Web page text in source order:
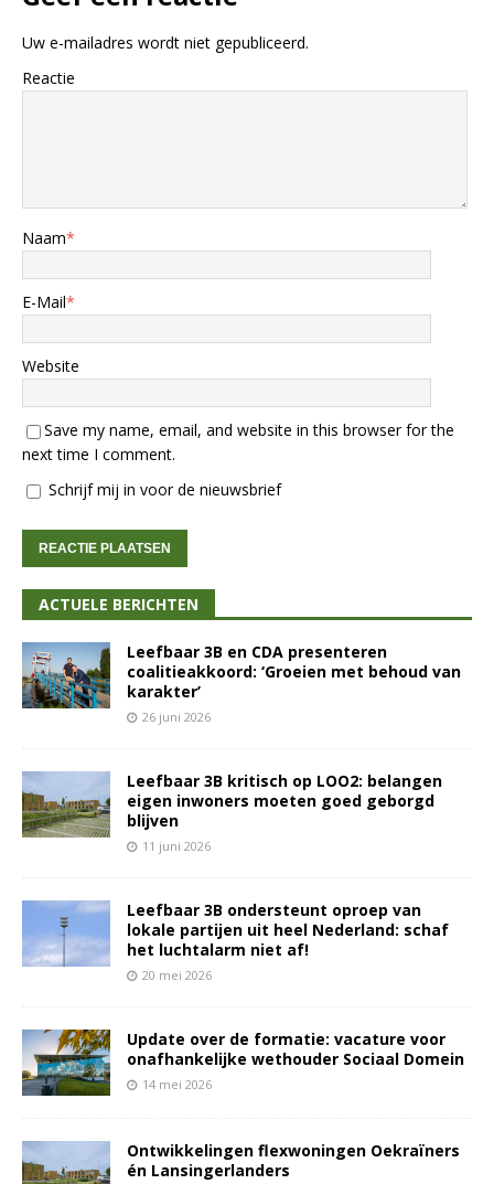
Uw e-mailadres wordt niet gepubliceerd.
Reactie
Naam*
E-Mail*
Website
Save my name, email, and website in this browser for the
next time I comment.
Schrijf mij in voor de nieuwsbrief
ACTUELE BERICHTEN
Leefbaar 3B en CDA presenteren
coalitieakkoord: ‘Groeien met behoud van
karakter’
26 juni 2026
Leefbaar 3B kritisch op LOO2: belangen
eigen inwoners moeten goed geborgd
blijven
11 juni 2026
Leefbaar 3B ondersteunt oproep van
lokale partijen uit heel Nederland: schaf
het luchtalarm niet af!
20 mei 2026
Update over de formatie: vacature voor
onafhankelijke wethouder Sociaal Domein
14 mei 2026
Ontwikkelingen flexwoningen Oekraïners
én Lansingerlanders